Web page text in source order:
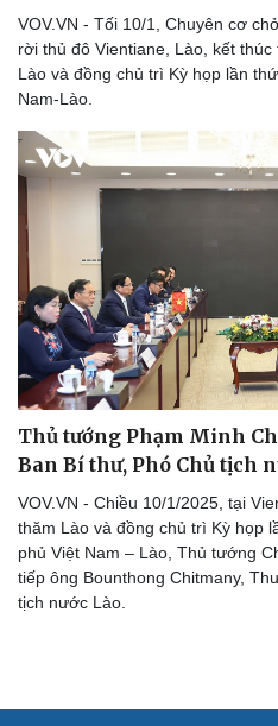
Sức khỏe
Dinh dưỡng - món ngon
Cây thuốc
Nhi khoa
Nam khoa
Làm đẹp - giảm cân
Phòng mạch online
Ăn sạch sống khỏe
Văn hóa
Sân khấu - Điện ảnh
Văn học
Âm nhạc
Di sản
VOV.VN - Tối 10/1, Chuyên cơ
rời thủ đô Vientiane, Lào, kết
Lào và đồng chủ trì Kỳ họp lần
Nam-Lào.
Thủ tướng Phạm Minh
Ban Bí thư, Phó Chủ tịch
VOV.VN - Chiều 10/1/2025, tại
thăm Lào và đồng chủ trì Kỳ họp
phủ Việt Nam – Lào, Thủ tướng
tiếp ông Bounthong Chitmany,
tịch nước Lào.